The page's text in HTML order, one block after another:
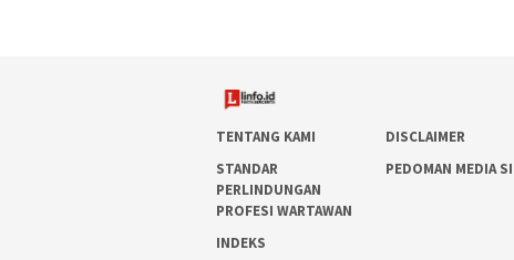
TENTANG KAMI DISCLAIMER
STANDAR
PERLINDUNGAN
PROFESI WARTAWAN
PEDOMAN MEDIA
INDEKS